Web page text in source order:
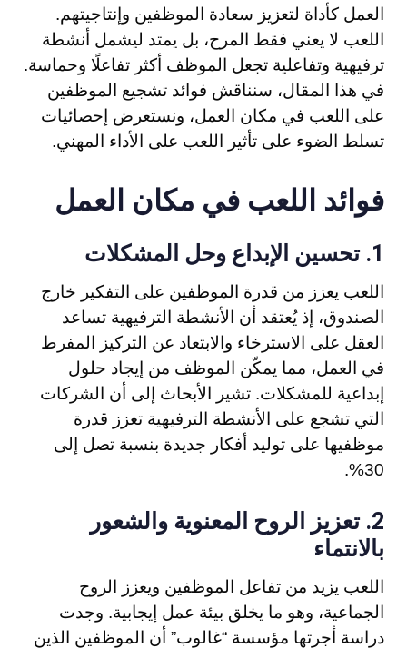
العمل كأداة لتعزيز سعادة الموظفين وإنتاجيتهم.
اللعب لا يعني فقط المرح، بل يمتد ليشمل أنشطة
ترفيهية وتفاعلية تجعل الموظف أكثر تفاعلًا وحماسة.
في هذا المقال، سنناقش فوائد تشجيع الموظفين
على اللعب في مكان العمل، ونستعرض إحصائيات
تسلط الضوء على تأثير اللعب على الأداء المهني.
فوائد اللعب في مكان العمل
1. تحسين الإبداع وحل المشكلات
اللعب يعزز من قدرة الموظفين على التفكير خارج
الصندوق، إذ يُعتقد أن الأنشطة الترفيهية تساعد
العقل على الاسترخاء والابتعاد عن التركيز المفرط
في العمل، مما يمكّن الموظف من إيجاد حلول
إبداعية للمشكلات. تشير الأبحاث إلى أن الشركات
التي تشجع على الأنشطة الترفيهية تعزز قدرة
موظفيها على توليد أفكار جديدة بنسبة تصل إلى
30%.
2. تعزيز الروح المعنوية والشعور
بالانتماء
اللعب يزيد من تفاعل الموظفين ويعزز الروح
الجماعية، وهو ما يخلق بيئة عمل إيجابية. وجدت
دراسة أجرتها مؤسسة “غالوب” أن الموظفين الذين